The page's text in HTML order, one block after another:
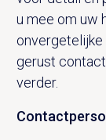
u mee om uw
gerust
verder.